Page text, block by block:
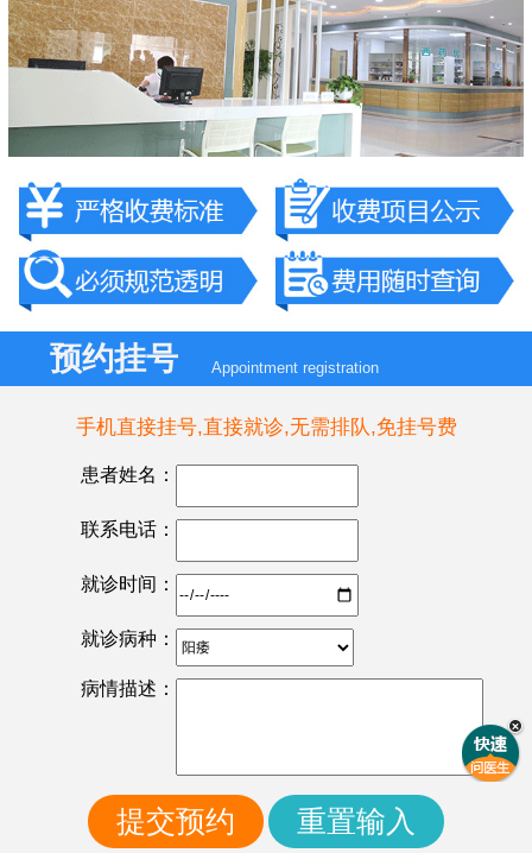
预约挂号 Appointment registration
手机直接挂号,直接就诊,无需排队,免挂号费
患者姓名：
联系电话：
就诊时间：
就诊病种：
病情描述：